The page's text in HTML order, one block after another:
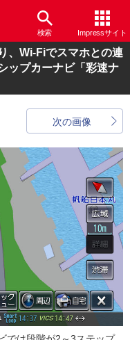
検索 Impressサイト
、Wi-Fiでスマホとの連
ップカーナビ「彩速ナ
次の画像